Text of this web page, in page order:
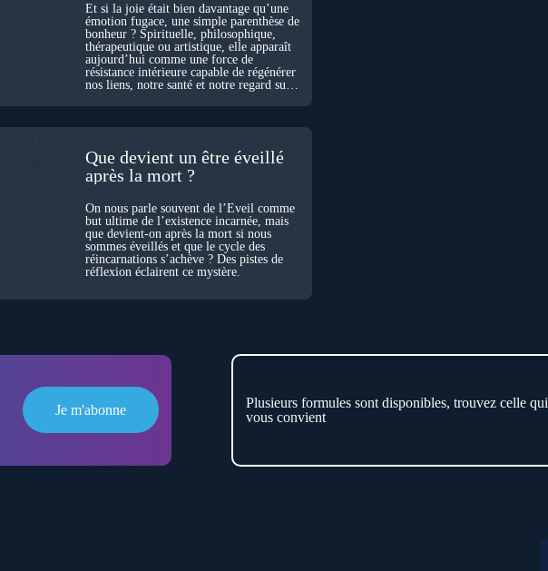
Et si la joie était bien davantage qu’une
émotion fugace, une simple parenthèse de
bonheur ? Spirituelle, philosophique,
thérapeutique ou artistique, elle apparaît
aujourd’hui comme une force de
résistance intérieure capable de régénérer
nos liens, notre santé et notre regard sur
Que devient un être éveillé
après la mort ?
On nous parle souvent de l’Éveil comme
but ultime de l’existence incarnée, mais
que devient-on après la mort si nous
sommes éveillés et que le cycle des
réincarnations s’achève ? Des pistes de
réflexion éclairent ce mystère.
Je m'abonne
Plusieurs formules sont disponibles, trouvez celle qui
vous convient